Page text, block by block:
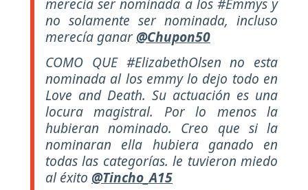
merecía ser nominada a los #Emmys y
no solamente ser nominada, incluso
merecía ganar @Chupon50
COMO QUE #ElizabethOlsen no esta
nominada al los emmy lo dejo todo en
Love and Death. Su actuación es una
locura magistral. Por lo menos la
hubieran nominado. Creo que si la
nominaran ella hubiera ganado en
todas las categorías. le tuvieron miedo
al éxito @Tincho_A15